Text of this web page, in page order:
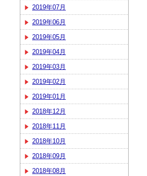
2019年07月
2019年06月
2019年05月
2019年04月
2019年03月
2019年02月
2019年01月
2018年12月
2018年11月
2018年10月
2018年09月
2018年08月